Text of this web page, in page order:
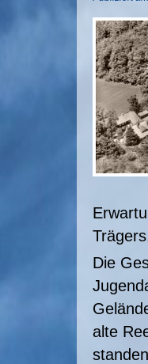
Die
alte